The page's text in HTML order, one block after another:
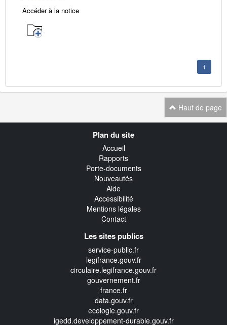
Accéder à la notice
1
Haut de page
Plan du site
Accueil
Rapports
Porte-documents
Nouveautés
Aide
Accessibilité
Mentions légales
Contact
Les sites publics
service-public.fr
legifrance.gouv.fr
circulaire.legifrance.gouv.fr
gouvernement.fr
france.fr
data.gouv.fr
ecologie.gouv.fr
igedd.developpement-durable.gouv.fr